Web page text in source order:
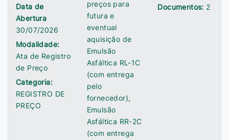
Data de
Abertura
30/07/2026
Modalidade:
Ata de Registro
de Preço
Categoria:
REGISTRO DE
PREÇO
preços para
futura e
eventual
aquisição de
Emulsão
Asfáltica RL-1C
(com entrega
pelo
fornecedor),
Emulsão
Asfáltica RR-2C
(com entrega
Documentos: 2